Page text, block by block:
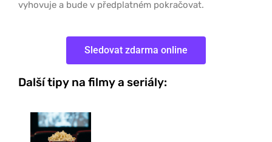
vyhovuje a bude v předplatném pokračovat.
Sledovat zdarma online
Další tipy na filmy a seriály: